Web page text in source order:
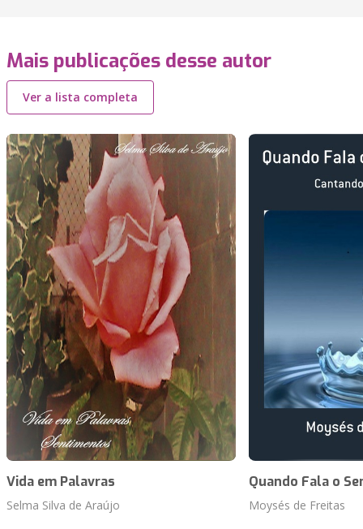
Mais publicações desse autor
Ver a lista completa
Vida em Palavras
Selma Silva de Araújo
Quando Fala o
Moysés de Freitas